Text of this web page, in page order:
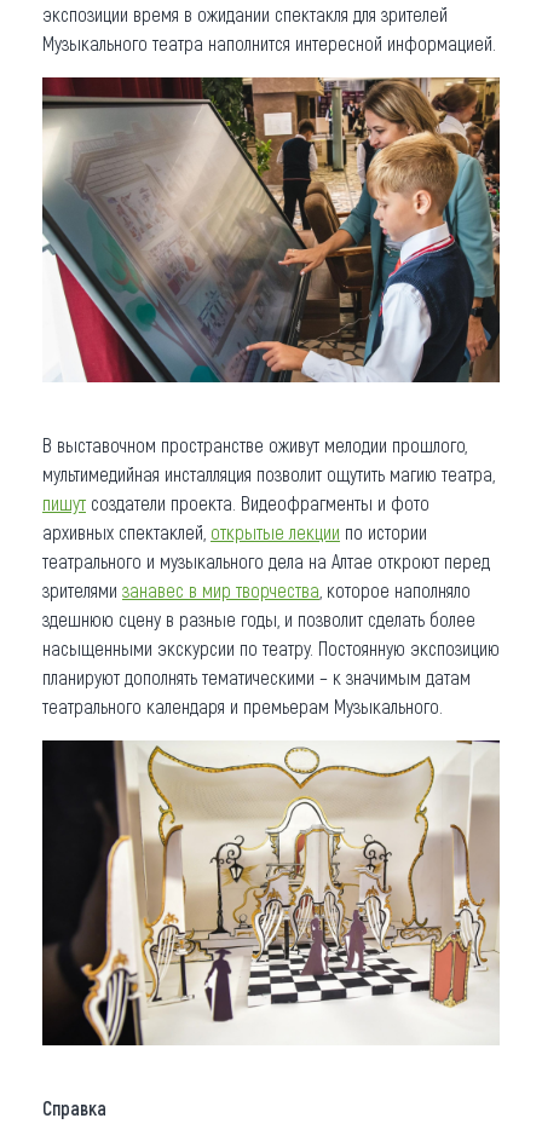
экспозиции время в ожидании спектакля для зрителей
Музыкального театра наполнится интересной информацией.
В выставочном пространстве оживут мелодии прошлого,
мультимедийная инсталляция позволит ощутить магию театра,
пишут создатели проекта. Видеофрагменты и фото
архивных спектаклей, открытые лекции по истории
театрального и музыкального дела на Алтае откроют перед
зрителями занавес в мир творчества , которое наполняло
здешнюю сцену в разные годы, и позволит сделать более
насыщенными экскурсии по театру. Постоянную экспозицию
планируют дополнять тематическими – к значимым датам
театрального календаря и премьерам Музыкального.
Справка